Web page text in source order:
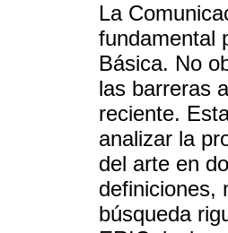
La
fundamental
Básica. No
las barreras
reciente.
analizar la
del arte en
definiciones,
búsqueda